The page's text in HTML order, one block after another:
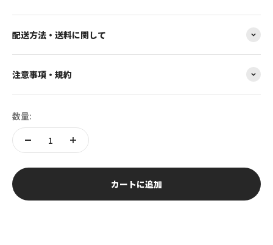
配送方法・送料に関して
注意事項・規約
数量:
カートに追加